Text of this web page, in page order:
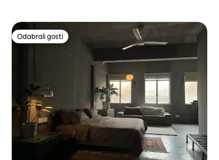
Odabrali gosti
Odabrali gosti